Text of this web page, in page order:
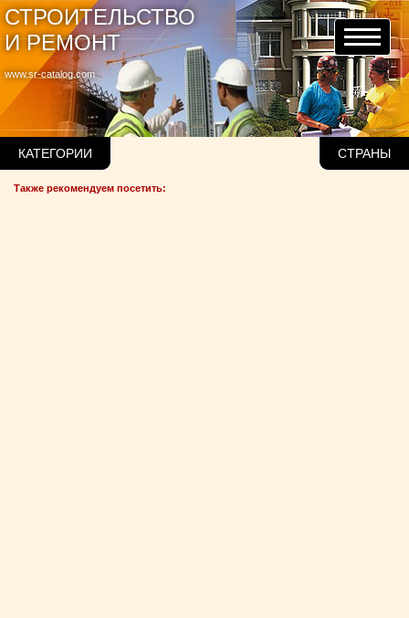
www.sr-catalog.com
СТРОИТЕЛЬСТВО
И РЕМОНТ
КАТЕГОРИИ СТРАНЫ
Также рекомендуем посетить: